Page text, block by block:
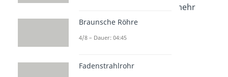
mehr
kommt.
Braunsche Röhre
4/8 – Dauer: 04:45
Fadenstrahlrohr